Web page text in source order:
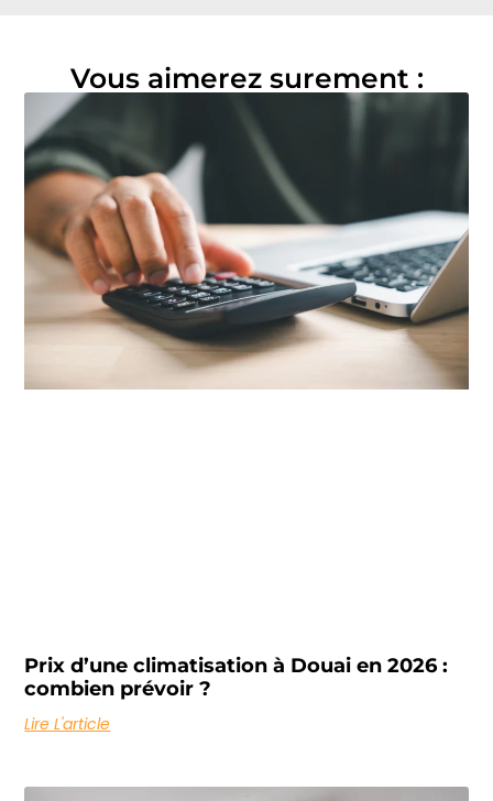
Vous aimerez surement :
Prix d’une climatisation à Douai en 2026 :
combien prévoir ?
Lire L'article